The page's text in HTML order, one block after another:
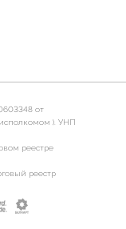
от
). УНП
реестре
реестр